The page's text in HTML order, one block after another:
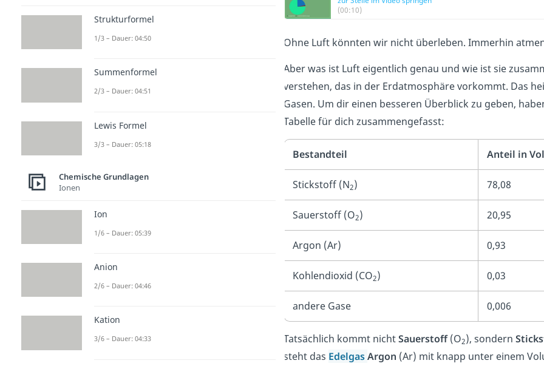
(00:10)
Ohne Luft könnten wir nicht überleben. Immerhin
Aber was ist Luft eigentlich genau und wie ist sie
verstehen, das in der Erdatmosphäre vorkommt. Das
Gasen. Um dir einen besseren Überblick zu geben,
Tabelle für dich zusammengefasst:
Bestandteil Anteil in
Stickstoff (N2) 78,08
Sauerstoff (O2) 20,95
Argon (Ar) 0,93
Kohlendioxid (CO2) 0,03
andere Gase 0,006
Tatsächlich kommt nichtSauerstoff(O2), sondern
steht das EdelgasArgon (Ar) mit knapp unter einem
Strukturformel
1/3 – Dauer: 04:50
Summenformel
2/3 – Dauer: 04:51
Lewis Formel
3/3 – Dauer: 05:18
Chemische Grundlagen
Ionen
Ion
1/6 – Dauer: 05:39
Anion
2/6 – Dauer: 04:46
Kation
3/6 – Dauer: 04:33